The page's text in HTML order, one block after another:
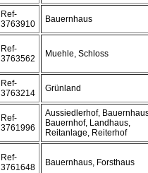
Ref-
3763910
Bauernhaus
Ref-
3763562
Muehle, Schloss
Ref-
3763214
Grünland
Ref-
3761996
Aussiedlerhof,
Bauernhof, Landhaus,
Reitanlage, Reiterhof
Ref-
3761648
Bauernhaus, Forsthaus